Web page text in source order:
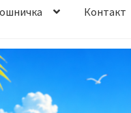
Контакт
и начин на плаќање
на производ